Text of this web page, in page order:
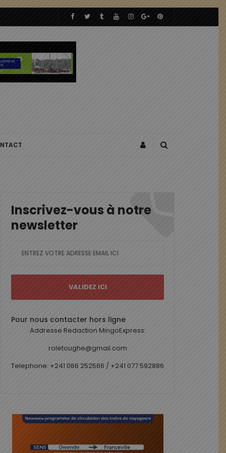
Inscrivez-vous à notre
newsletter
Pour nous contacter hors ligne
Addresse Redaction MingoExpress:
roletoughe@gmail.com
Telephone: +241 066 252566 / +241 077 592886